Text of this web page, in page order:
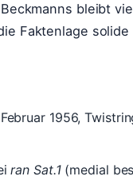
bleibt
Faktenlage
1956,
ran Sat.1(medial